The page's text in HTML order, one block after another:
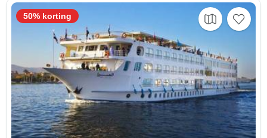
50% korting